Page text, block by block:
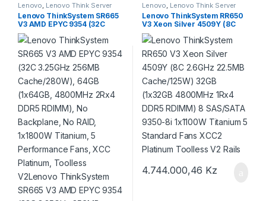
Lenovo Lenovo Think Server
Rack
Lenovo ThinkSystem SR665
V3 AMD EPYC 9354 (32C
3.25GHz 256MB
Cache/280W), 64GB
(1x64GB, 4800MHz 2Rx4
DDR5 RDIMM), No
Backplane, No RAID,
1x1800W Titanium, 5
Performance Fans, XCC
Platinum, Toolless
V2Lenovo ThinkSystem
SR665 V3 AMD EPYC 9354
(32C 3.25GHz 256MB
Cache/280W), 64GB
(1x64GB, 4800MHz 2Rx4
DDR5 RDIMM), No
Backplane, No RAID,
1x1800W Titanium, 5
Performance Fans, XCC
Platinum, Toolless V2
Lenovo Lenovo Think Server
Rack
Lenovo ThinkSystem RR650
V3 Xeon Silver 4509Y (8C
2.6GHz 22.5MB
Cache/125W) 32GB (1x32GB
4800MHz 1Rx4 DDR5
RDIMM) 8 SAS/SATA 9350-8i
1x1100W Titanium 5
Standard Fans XCC2
Platinum Toolless V2 Rails
4.744.000,46 Kz